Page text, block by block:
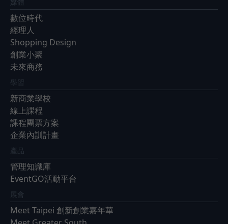
媒體
數位時代
經理人
Shopping Design
創業小聚
未來商務
學習
新商業學校
線上課程
課程團票方案
企業內訓計畫
產品
管理知識庫
EventGO活動平台
展會
Meet Taipei 創新創業嘉年華